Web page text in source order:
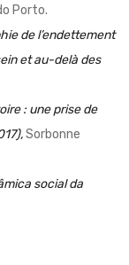
Porto.
de l’endettement
et au-delà des
: une prise de
Sorbonne
social da